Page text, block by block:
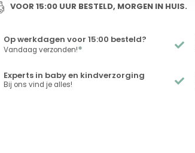
VOOR 15:00 UUR BESTELD, MORGEN IN HUIS.
Op werkdagen voor 15:00 besteld?
Vandaag verzonden!*
Experts in baby en kindverzorging
Bij ons vind je alles!